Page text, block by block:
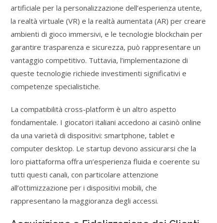
artificiale per la personalizzazione dell’esperienza utente,
la realtà virtuale (VR) e la realtà aumentata (AR) per creare
ambienti di gioco immersivi, e le tecnologie blockchain per
garantire trasparenza e sicurezza, può rappresentare un
vantaggio competitivo. Tuttavia, l’implementazione di
queste tecnologie richiede investimenti significativi e
competenze specialistiche.
La compatibilità cross-platform è un altro aspetto
fondamentale. I giocatori italiani accedono ai casinò online
da una varietà di dispositivi: smartphone, tablet e
computer desktop. Le startup devono assicurarsi che la
loro piattaforma offra un’esperienza fluida e coerente su
tutti questi canali, con particolare attenzione
all’ottimizzazione per i dispositivi mobili, che
rappresentano la maggioranza degli accessi.